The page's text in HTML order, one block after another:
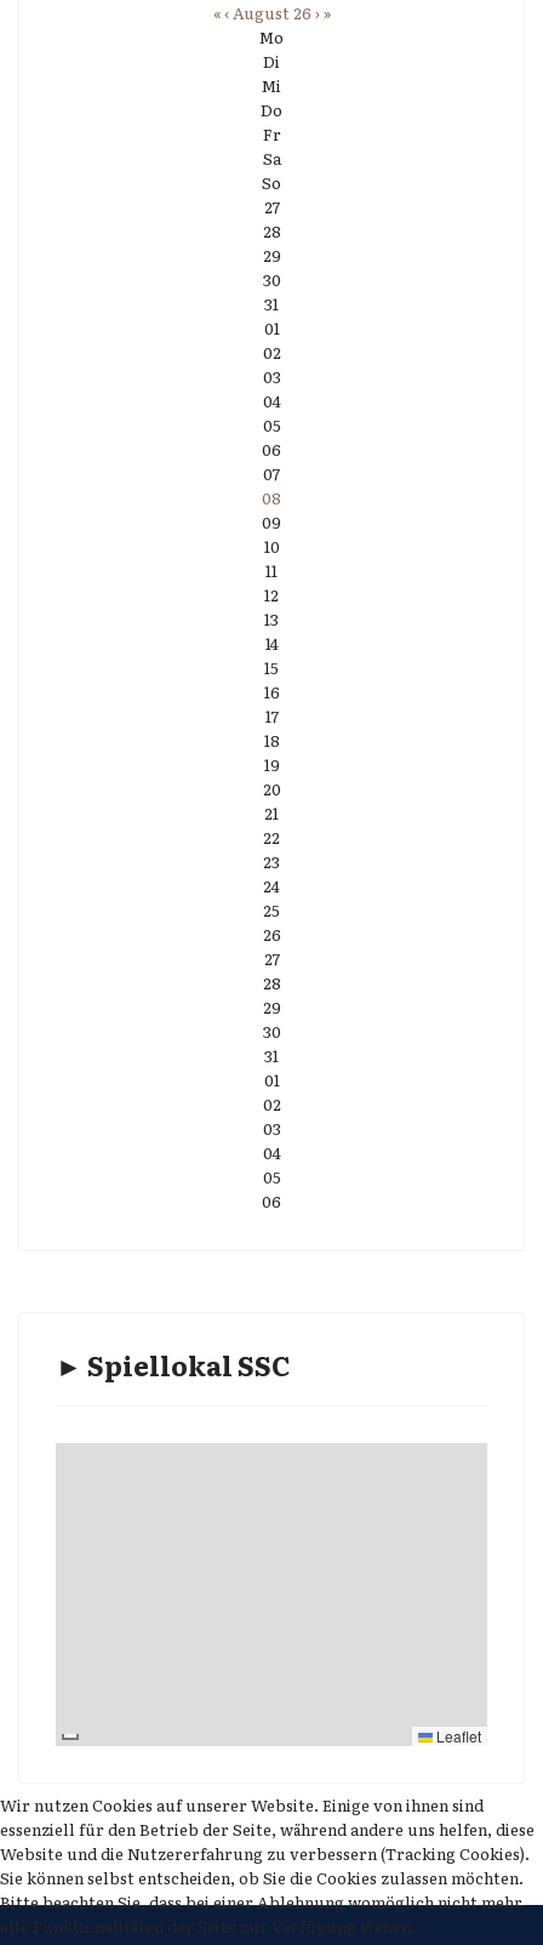
«‹August 26 ›»
Mo
Di
Mi
Do
Fr
Sa
So
27
28
29
30
31
01
02
03
04
05
06
07
08
09
10
11
12
13
14
15
16
17
18
19
20
21
22
23
24
25
26
27
28
29
30
31
01
02
03
04
05
06
► Spiellokal SSC
Leaflet
Wir nutzen Cookies auf unserer Website. Einige von ihnen sind
essenziell für den Betrieb der Seite, während andere uns helfen, diese
Website und die Nutzererfahrung zu verbessern (Tracking Cookies).
Sie können selbst entscheiden, ob Sie die Cookies zulassen möchten.
Bitte beachten Sie, dass bei einer Ablehnung womöglich nicht mehr
alle Funktionalitäten der Seite zur Verfügung stehen.